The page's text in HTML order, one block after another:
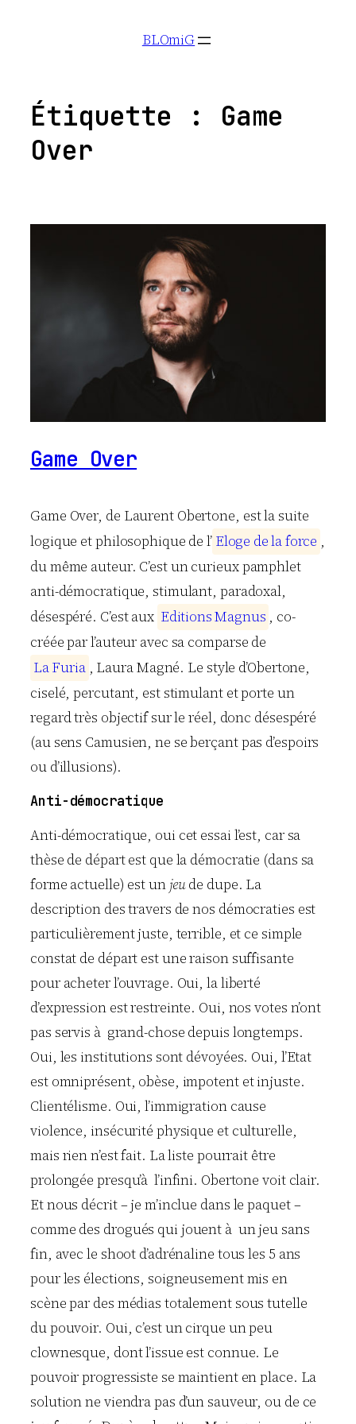
BLOmiG
Étiquette : Game
Over
Game Over
Game Over, de Laurent Obertone, est la suite
logique et philosophique de l’ Eloge delaforce ,
du même auteur. C’est un curieux pamphlet
anti-démocratique, stimulant, paradoxal,
désespéré. C’est aux EditionsMagnus , co-
créée par l’auteur avec sa comparse de
LaFuria , Laura Magné. Le style d’Obertone,
ciselé, percutant, est stimulant et porte un
regard très objectif sur le réel, donc désespéré
(au sens Camusien, ne se berçant pas d’espoirs
ou d’illusions).
Anti-démocratique
Anti-démocratique, oui cet essai l’est, car sa
thèse de départ est que la démocratie (dans sa
forme actuelle) est un jeude dupe. La
description des travers de nos démocraties est
particulièrement juste, terrible, et ce simple
constat de départ est une raison suffisante
pour acheter l’ouvrage. Oui, la liberté
d’expression est restreinte. Oui, nos votes n’ont
pas servis à grand-chose depuis longtemps.
Oui, les institutions sont dévoyées. Oui, l’Etat
est omniprésent, obèse, impotent et injuste.
Clientélisme. Oui, l’immigration cause
violence, insécurité physique et culturelle,
mais rien n’est fait. La liste pourrait être
prolongée presqu’à l’infini. Obertone voit clair.
Et nous décrit – je m’inclue dans le paquet –
comme des drogués qui jouent à un jeu sans
fin, avec le shoot d’adrénaline tous les 5 ans
pour les élections, soigneusement mis en
scène par des médias totalement sous tutelle
du pouvoir. Oui, c’est un cirque un peu
clownesque, dont l’issue est connue. Le
pouvoir progressiste se maintient en place. La
solution ne viendra pas d’un sauveur, ou de ce